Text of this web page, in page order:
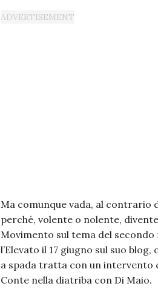
Ma comunque vada, al contrario
perché, volente o nolente,
Movimento sul tema del
l’Elevato il 17 giugno sul suo
a spada tratta con un intervento
Conte nella diatriba con Di Maio.